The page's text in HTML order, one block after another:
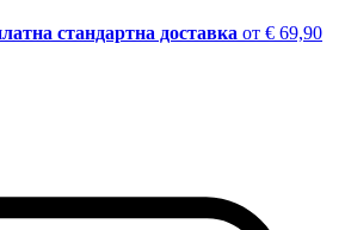
стандартна доставка от € 69,90